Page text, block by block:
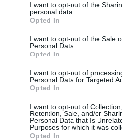
de su consentimiento, pero usted
rechazar tal procesamiento. Sus
cualquier momento entrando de
visitando nuestra política de
I want to opt-out of the
personal data.
Opted In
I want to opt-out of the Sale
Personal Data.
Opted In
I want to opt-out of
Personal Data for Targeted
Opted In
I want to opt-out of
Retention, Sale, and/or
Personal Data that Is
Purposes for which it was
Opted In